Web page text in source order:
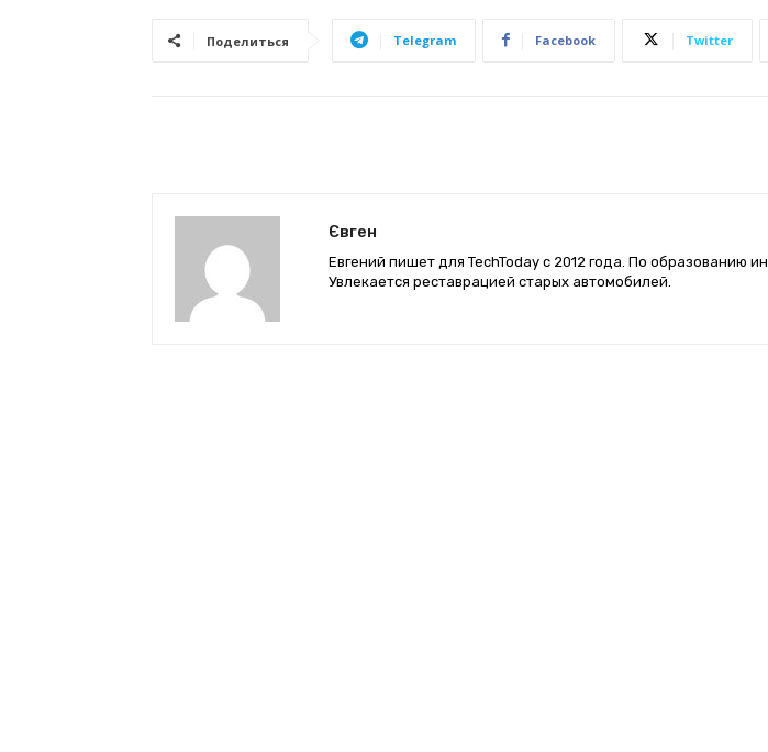
Поделиться Telegram Facebook Twitter
Євген
Евгений пишет для TechToday с 2012 года. По образованию
Увлекается реставрацией старых автомобилей.